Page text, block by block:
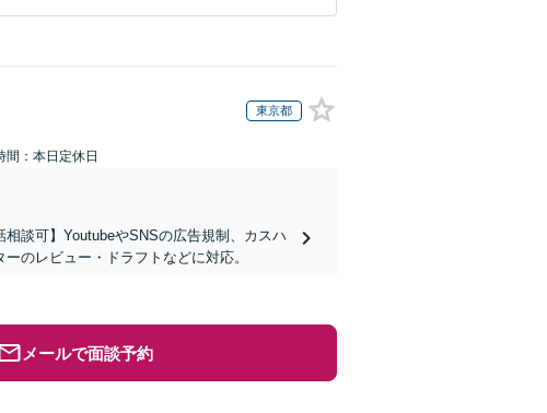
東京都
間：本日定休日
談可】YoutubeやSNSの広告規制、カスハ
のレビュー・ドラフトなどに対応。
メールで面談予約